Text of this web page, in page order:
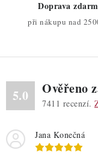
u
Doprava
při nákupu nad
5.0 Ověřeno
7411 recenzí.
Jana Konečná